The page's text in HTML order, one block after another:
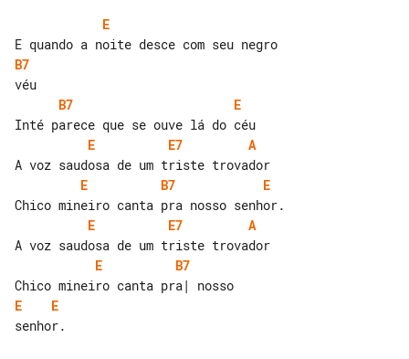
E
B7
B7
E
E
E7
A
E
B7
E
E
E7
A
E
B7
E
E